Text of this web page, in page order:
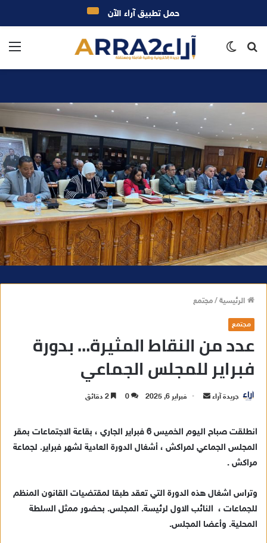
بحث
الرئيسية/مجتمع
مجتمع
عدد من النقاط المثيرة… بدورة
فبراير للمجلس الجماعي
جريدة آراء
ب
د
ا
فبراير 6, 2025 0
انطلقت صباح اليوم الخميس 6 فبراير الجاري ، بقاعة الاجتماعات بمقر
المجلس الجماعي لمراكش ، أشغال الدورة العادية لشهر فبراير. لجماعة
مراكش .
وتراس اشغال هذه الدورة التي تعقد طبقا لمقتضيات القانون المنظم
للجماعات ، النائب الاول لرئيسة. المجلس. بحضور ممثل السلطة
المحلية. وأعضا المجلس.
حمل تطبيق آراء الآن